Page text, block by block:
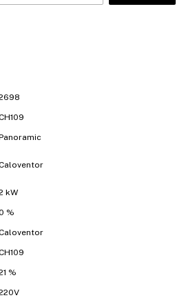
kW
%
%